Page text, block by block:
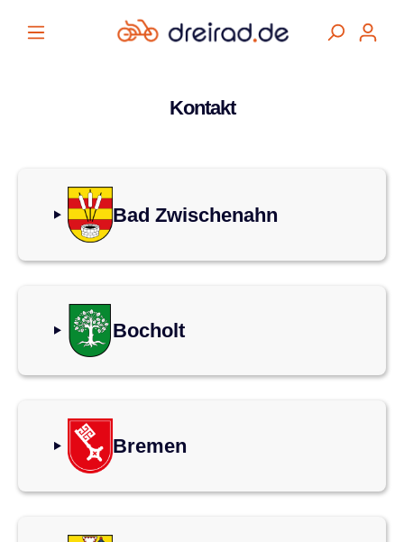
Kontakt
Bad Zwischenahn
Bocholt
Bremen